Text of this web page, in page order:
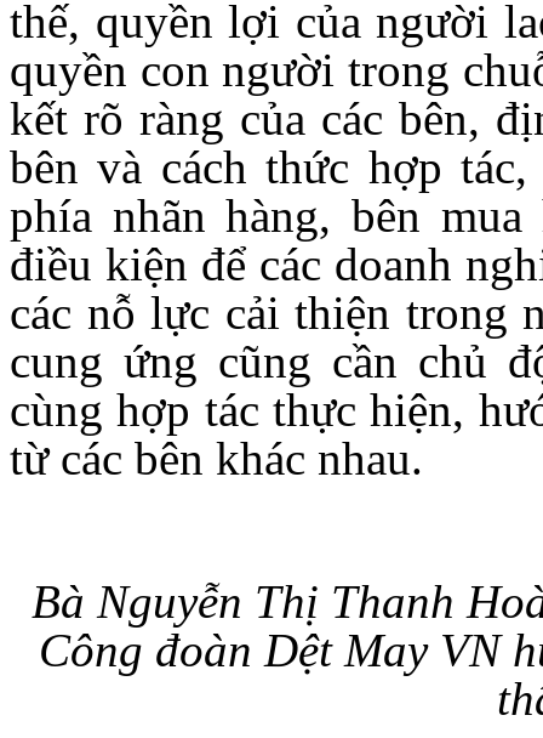
thế, quyền lợi của người
quyền con người trong
kết rõ ràng của các bên,
bên và cách thức hợp
phía nhãn hàng, bên
điều kiện để các doanh
các nỗ lực cải thiện trong
cung ứng cũng cần chủ
cùng hợp tác thực hiện,
từ các bên khác nhau.
Bà Nguyễn Thị Thanh
Công đoàn Dệt May VN